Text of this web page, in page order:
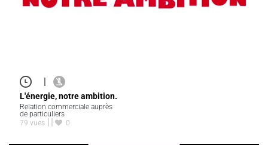
|
L'énergie, notre ambition.
Relation commerciale auprès
de particuliers
79 vues
0